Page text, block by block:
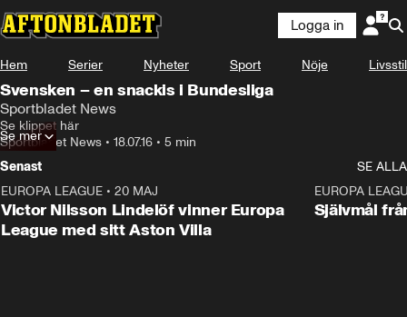
Logga in
Hem Serier Nyheter Sport Nöje Livsstil
Svensken – en snackis i Bundesliga
Sportbladet News
Se klippet här
Sportbladet News • 18.07.16 • 5 min
Se mer
Senast
SE ALLA
EUROPA LEAGUE • 20 MAJ
Victor Nilsson Lindelöf vinner Europa
League med sitt Aston Villa
EUROPA
Självmål